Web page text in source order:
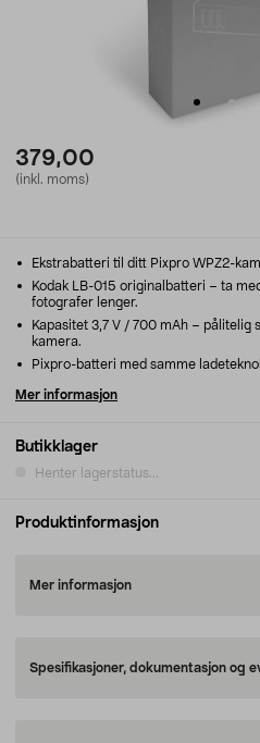
379,00
(inkl. moms)
Butikklager
Henter lagerstatus...
Ekstrabatteri til ditt Pixpro WPZ2-
Kodak LB-015 originalbatteri – ta
fotografer lenger.
Kapasitet 3,7 V / 700 mAh –
kamera.
Pixpro-batteri med samme
Mer informasjon
Produktinformasjon
Mer informasjon
Spesifikasjoner, dokumentasjon og